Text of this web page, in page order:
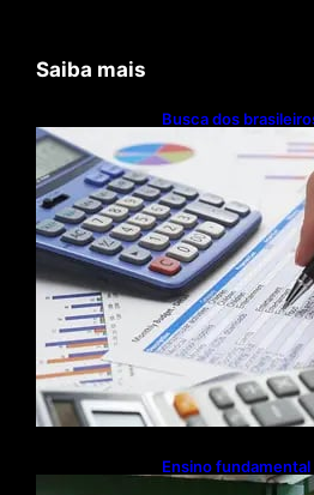
Saiba mais
Busca dos
cresce 16,5%;
ranking entre
Ensino
redes municipais